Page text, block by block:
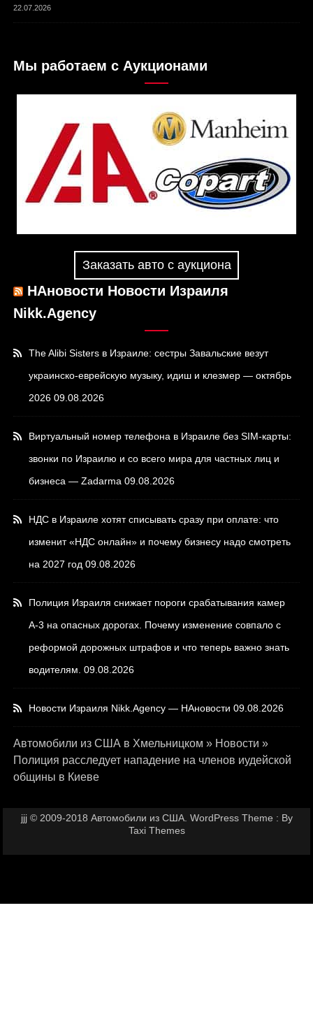
22.07.2026
Мы работаем с Аукционами
Заказать авто с аукциона
НАновости Новости Израиля
Nikk.Agency
The Alibi Sisters в Израиле: сестры Завальские везут
украинско-еврейскую музыку, идиш и клезмер — октябрь
2026 09.08.2026
Виртуальный номер телефона в Израиле без SIM-карты:
звонки по Израилю и со всего мира для частных лиц и
бизнеса — Zadarma 09.08.2026
НДС в Израиле хотят списывать сразу при оплате: что
изменит «НДС онлайн» и почему бизнесу надо смотреть
на 2027 год 09.08.2026
Полиция Израиля снижает пороги срабатывания камер
А-3 на опасных дорогах. Почему изменение совпало с
реформой дорожных штрафов и что теперь важно знать
водителям. 09.08.2026
Новости Израиля Nikk.Agency — НАновости 09.08.2026
Автомобили из США в Хмельницком » Новости »
Полиция расследует нападение на членов иудейской
общины в Киеве
jjj © 2009-2018 Автомобили из США. WordPress Theme : By
Taxi Themes